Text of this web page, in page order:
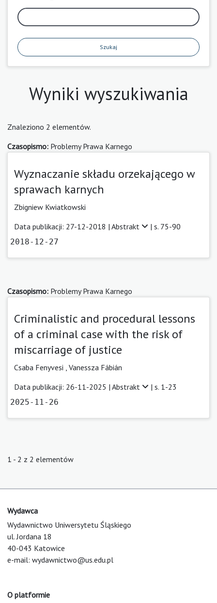
Szukaj
Wyniki wyszukiwania
Znaleziono 2 elementów.
Czasopismo: Problemy Prawa Karnego
Wyznaczanie składu orzekającego w
sprawach karnych
Zbigniew Kwiatkowski
Data publikacji: 27-12-2018 | Abstrakt | s. 75-90
2018-12-27
Czasopismo: Problemy Prawa Karnego
Criminalistic and procedural lessons
of a criminal case with the risk of
miscarriage of justice
Csaba Fenyvesi Vanessza Fábián
Data publikacji: 26-11-2025 | Abstrakt | s. 1-23
2025-11-26
1 - 2 z 2 elementów
Wydawca
Wydawnictwo Uniwersytetu Śląskiego
ul. Jordana 18
40-043 Katowice
e-mail: wydawnictwo@us.edu.pl
O platformie